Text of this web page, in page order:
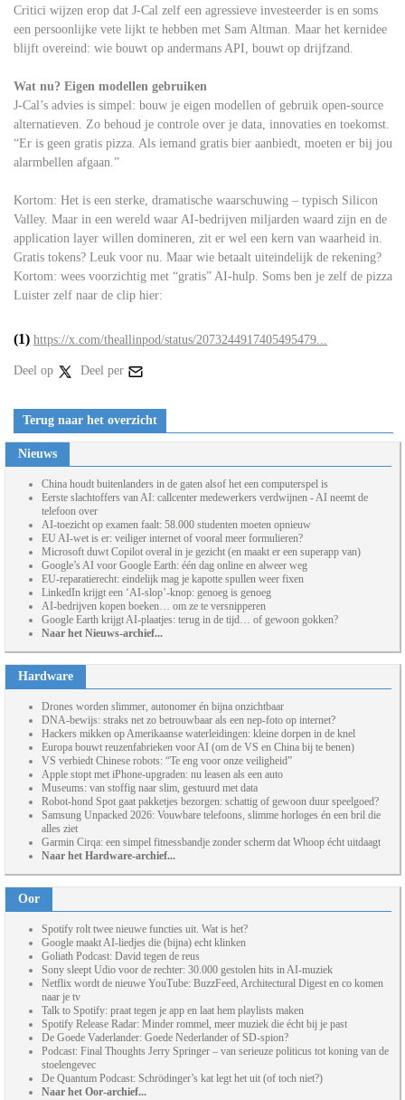
Critici wijzen erop dat J-Cal zelf een agressieve investeerder is en soms
een persoonlijke vete lijkt te hebben met Sam Altman. Maar het kernidee
blijft overeind: wie bouwt op andermans API, bouwt op drijfzand.
Wat nu? Eigen modellen gebruiken
J-Cal’s advies is simpel: bouw je eigen modellen of gebruik open-source
alternatieven. Zo behoud je controle over je data, innovaties en toekomst.
“Er is geen gratis pizza. Als iemand gratis bier aanbiedt, moeten er bij jou
alarmbellen afgaan.”
Kortom: Het is een sterke, dramatische waarschuwing – typisch Silicon
Valley. Maar in een wereld waar AI-bedrijven miljarden waard zijn en de
application layer willen domineren, zit er wel een kern van waarheid in.
Gratis tokens? Leuk voor nu. Maar wie betaalt uiteindelijk de rekening?
Kortom: wees voorzichtig met “gratis” AI-hulp. Soms ben je zelf de pizza
Luister zelf naar de clip hier:
(1) https://x.com/theallinpod/status/2073244917405495479...
Deel op Deel per
Terug naar het overzicht
Nieuws
China houdt buitenlanders in de gaten alsof het een computerspel is
Eerste slachtoffers van AI: callcenter medewerkers verdwijnen - AI neemt de
telefoon over
AI-toezicht op examen faalt: 58.000 studenten moeten opnieuw
EU AI-wet is er: veiliger internet of vooral meer formulieren?
Microsoft duwt Copilot overal in je gezicht (en maakt er een superapp van)
Google’s AI voor Google Earth: één dag online en alweer weg
EU-reparatierecht: eindelijk mag je kapotte spullen weer fixen
LinkedIn krijgt een ‘AI-slop’-knop: genoeg is genoeg
AI-bedrijven kopen boeken… om ze te versnipperen
Google Earth krijgt AI-plaatjes: terug in de tijd… of gewoon gokken?
Naar het Nieuws-archief...
Hardware
Drones worden slimmer, autonomer én bijna onzichtbaar
DNA-bewijs: straks net zo betrouwbaar als een nep-foto op internet?
Hackers mikken op Amerikaanse waterleidingen: kleine dorpen in de knel
Europa bouwt reuzenfabrieken voor AI (om de VS en China bij te benen)
VS verbiedt Chinese robots: “Te eng voor onze veiligheid”
Apple stopt met iPhone-upgraden: nu leasen als een auto
Museums: van stoffig naar slim, gestuurd met data
Robot-hond Spot gaat pakketjes bezorgen: schattig of gewoon duur speelgoed?
Samsung Unpacked 2026: Vouwbare telefoons, slimme horloges én een bril die
alles ziet
Garmin Cirqa: een simpel fitnessbandje zonder scherm dat Whoop écht uitdaagt
Naar het Hardware-archief...
Oor
Spotify rolt twee nieuwe functies uit. Wat is het?
Google maakt AI-liedjes die (bijna) echt klinken
Goliath Podcast: David tegen de reus
Sony sleept Udio voor de rechter: 30.000 gestolen hits in AI-muziek
Netflix wordt de nieuwe YouTube: BuzzFeed, Architectural Digest en co komen
naar je tv
Talk to Spotify: praat tegen je app en laat hem playlists maken
Spotify Release Radar: Minder rommel, meer muziek die écht bij je past
De Goede Vaderlander: Goede Nederlander of SD-spion?
Podcast: Final Thoughts Jerry Springer – van serieuze politicus tot koning van de
stoelengevec
De Quantum Podcast: Schrödinger’s kat legt het uit (of toch niet?)
Naar het Oor-archief...